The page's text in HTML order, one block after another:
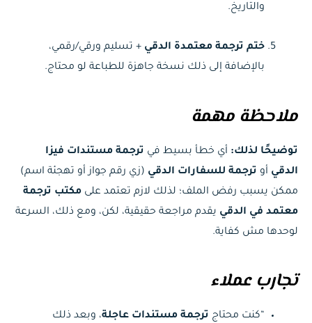
والتاريخ.
ختم ترجمة معتمدة الدقي + تسليم ورقي/رقمي،
بالإضافة إلى ذلك نسخة جاهزة للطباعة لو محتاج.
ملاحظة مهمة
توضيحًا لذلك: أي خطأ بسيط في ترجمة مستندات فيزا
الدقي أو ترجمة للسفارات الدقي (زي رقم جواز أو تهجئة اسم)
ممكن يسبب رفض الملف؛ لذلك لازم تعتمد على مكتب ترجمة
معتمد في الدقي يقدم مراجعة حقيقية، لكن، ومع ذلك، السرعة
لوحدها مش كفاية.
تجارب عملاء
“كنت محتاج ترجمة مستندات عاجلة، وبعد ذلك